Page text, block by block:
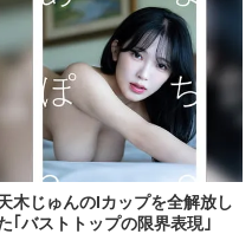
木じゅんのIカップを全解放し
｢バストトップの限界表現｣